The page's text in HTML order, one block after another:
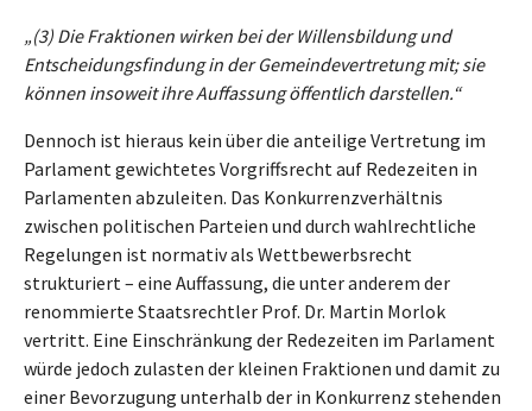
„(3) Die Fraktionen wirken bei der Willensbildung und
Entscheidungsfindung in der Gemeindevertretung mit; sie
können insoweit ihre Auffassung öffentlich darstellen.“
Dennoch ist hieraus kein über die anteilige Vertretung im
Parlament gewichtetes Vorgriffsrecht auf Redezeiten in
Parlamenten abzuleiten. Das Konkurrenzverhältnis
zwischen politischen Parteien und durch wahlrechtliche
Regelungen ist normativ als Wettbewerbsrecht
strukturiert – eine Auffassung, die unter anderem der
renommierte Staatsrechtler Prof. Dr. Martin Morlok
vertritt. Eine Einschränkung der Redezeiten im Parlament
würde jedoch zulasten der kleinen Fraktionen und damit zu
einer Bevorzugung unterhalb der in Konkurrenz stehenden